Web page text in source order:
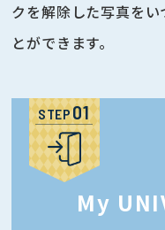
クを解除した写真を
とができます。
STEP
My